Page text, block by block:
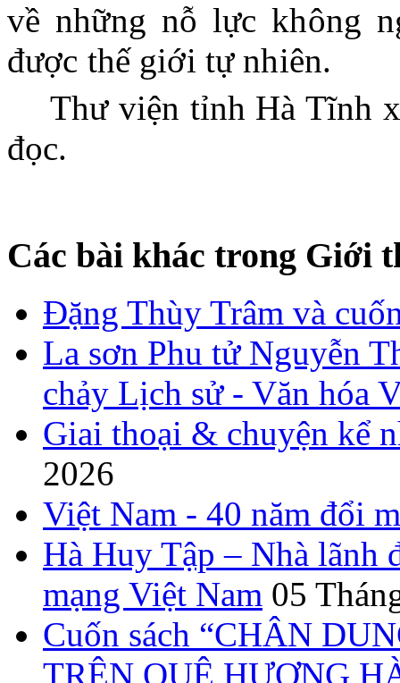
về những nỗ lực không
được thế giới tự nhiên.
Thư viện tỉnh Hà Tĩnh
đọc.
Các bài khác trong Giới
Đặng Thùy Trâm và
La sơn Phu tử Nguyễn
chảy Lịch sử - Văn hóa
Giai thoại & chuyện kể
2026
Việt Nam - 40 năm đổi
Hà Huy Tập – Nhà lãnh
mạng Việt Nam 05
Cuốn sách “CHÂN
TRÊN QUÊ HƯƠNG